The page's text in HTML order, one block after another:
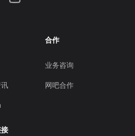
合作
业务咨询
网吧合作